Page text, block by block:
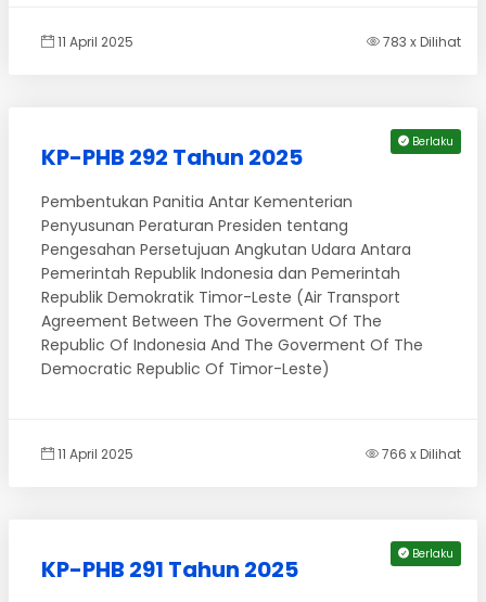
11 April 2025 783 x Dilihat
Berlaku
KP-PHB 292 Tahun 2025
Pembentukan Panitia Antar Kementerian
Penyusunan Peraturan Presiden tentang
Pengesahan Persetujuan Angkutan Udara Antara
Pemerintah Republik Indonesia dan Pemerintah
Republik Demokratik Timor-Leste (Air Transport
Agreement Between The Goverment Of The
Republic Of Indonesia And The Goverment Of The
Democratic Republic Of Timor-Leste)
11 April 2025 766 x Dilihat
Berlaku
KP-PHB 291 Tahun 2025